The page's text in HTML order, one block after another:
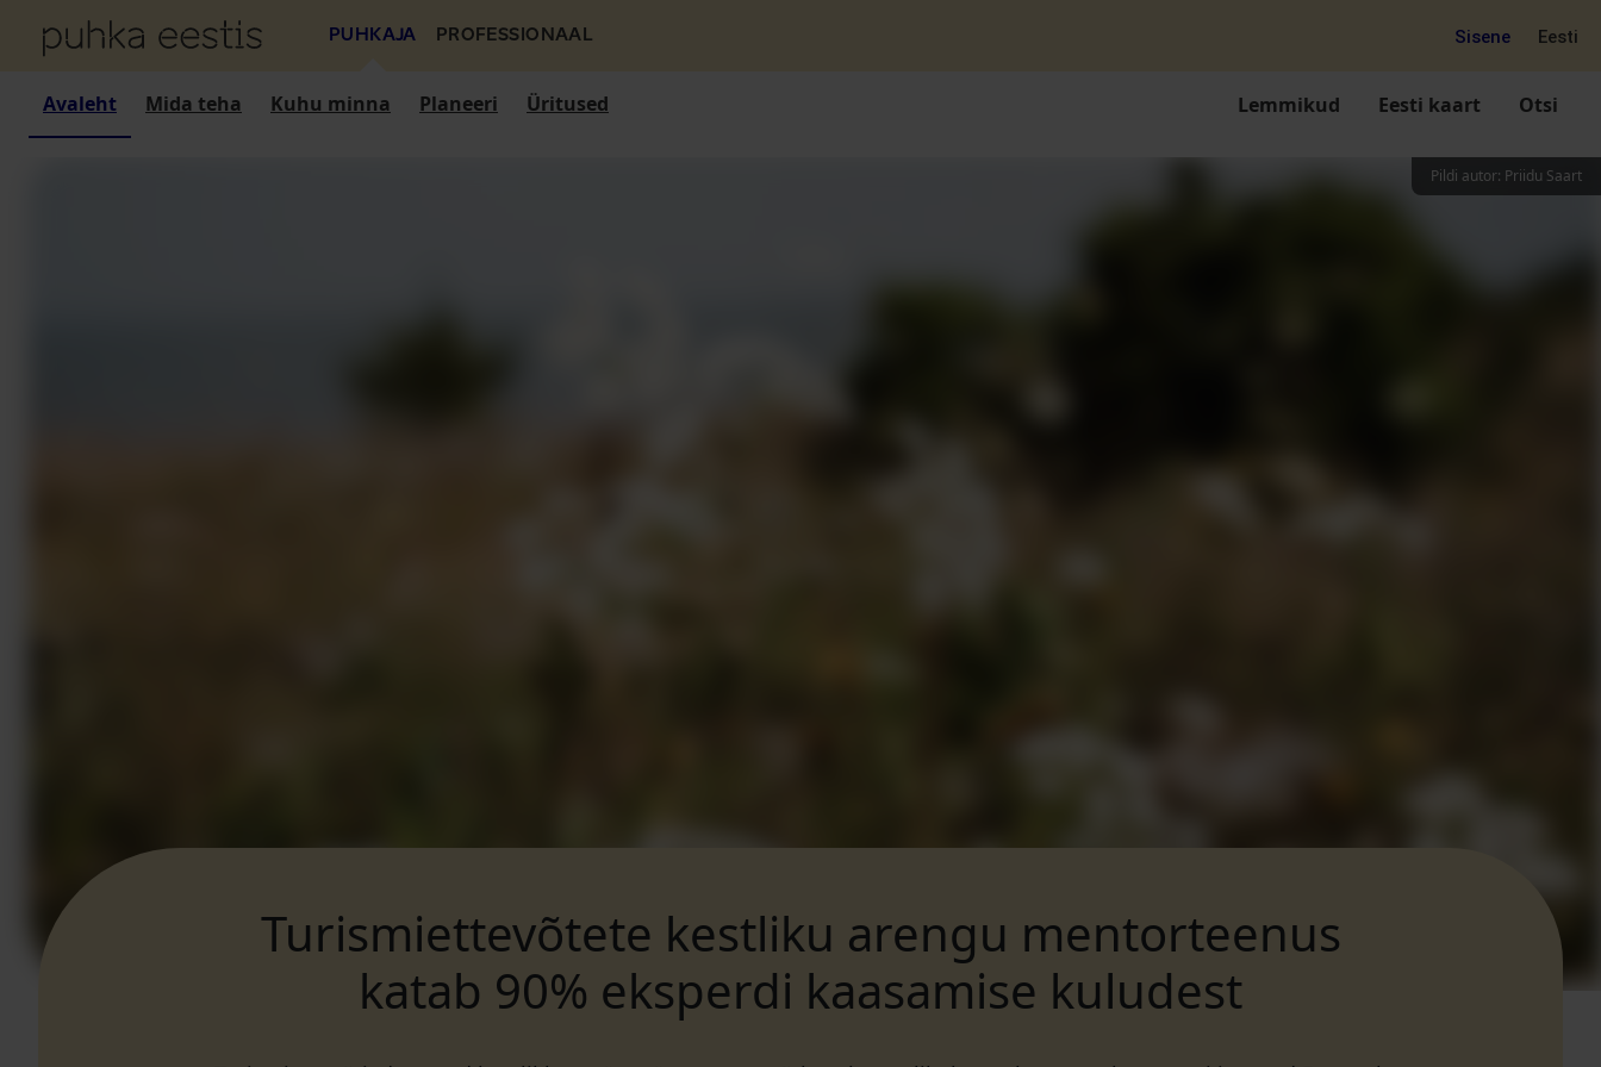
PUHKAJA PROFESSIONAAL Sisene Eesti
Avaleht Mida teha Kuhu minna Planeeri Üritused Lemmikud Eesti kaart Otsi
Pildi autor: Priidu Saart
Turismiettevõtete kestliku arengu mentorteenus
katab 90% eksperdi kaasamise kuludest